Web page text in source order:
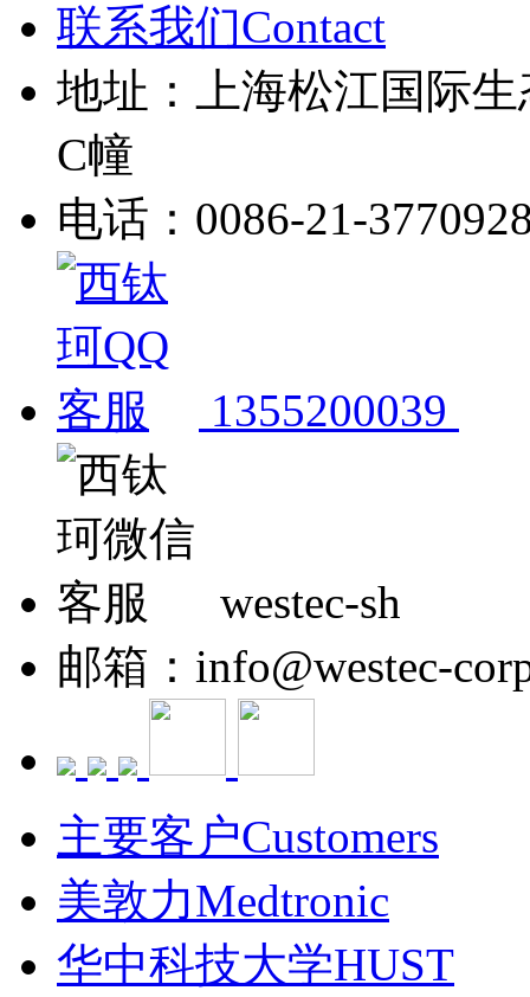
联系我们Contact
地址：上海松江国际
C幢
电话：0086-21-
1355200039
westec-sh
邮箱：info@westec-
主要客户Customers
美敦力Medtronic
华中科技大学HUST